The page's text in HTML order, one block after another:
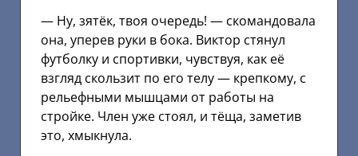
— Ну, зятёк, твоя очередь! — скомандовала
она, уперев руки в бока. Виктор стянул
футболку и спортивки, чувствуя, как её
взгляд скользит по его телу — крепкому, с
рельефными мышцами от работы на
стройке. Член уже стоял, и тёща, заметив
это, хмыкнула.